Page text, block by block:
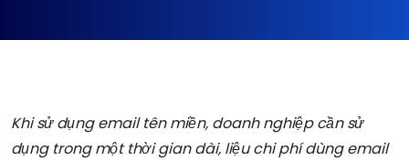
Khi sử dụng email tên miền, doanh nghiệpcần sử
dụng trong một thời gian dài, liệu chi phídùng email